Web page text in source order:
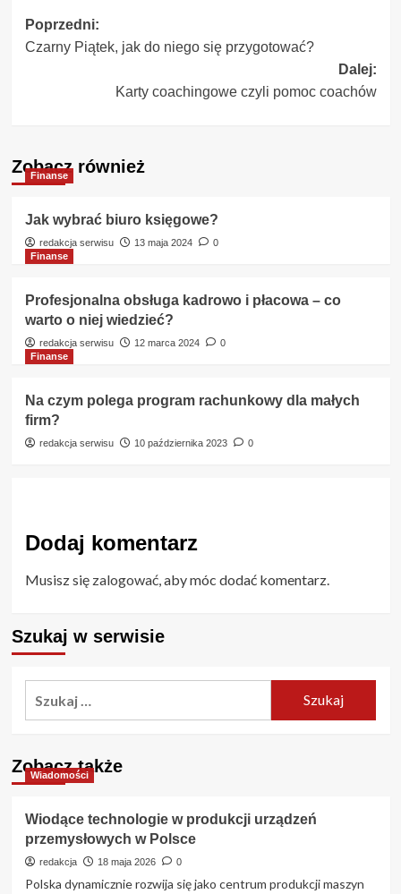
Zobacz
wpisy
Poprzedni:
Czarny Piątek, jak do niego się przygotować?
Dalej:
Karty coachingowe czyli pomoc coachów
Zobacz również
Finanse
Jak wybrać biuro księgowe?
redakcja serwisu 13 maja 2024
0
Finanse
Profesjonalna obsługa kadrowo i płacowa – co
warto o niej wiedzieć?
redakcja serwisu 12 marca 2024
0
Finanse
Na czym polega program rachunkowy dla małych
firm?
redakcja serwisu 10 października 2023 0
Dodaj komentarz
Musisz się zalogować, aby móc dodać komentarz.
Szukaj w serwisie
Zobacz także
Wiadomości
Wiodące technologie w produkcji urządzeń
przemysłowych w Polsce
redakcja 18 maja 2026 0
Polska dynamicznie rozwija się jako centrum produkcji maszyn